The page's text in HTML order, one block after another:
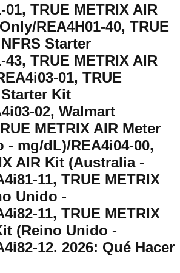
01, TRUE METRIX AIR
REA4H01-40, TRUE
Starter
43, TRUE METRIX AIR
01, TRUE
Kit
02, Walmart
METRIX AIR Meter
- mg/dL)/REA4i04-00,
AIR Kit (Australia -
11, TRUE METRIX
Unido -
11, TRUE METRIX
(Reino Unido -
12. 2026: Qué Hacer